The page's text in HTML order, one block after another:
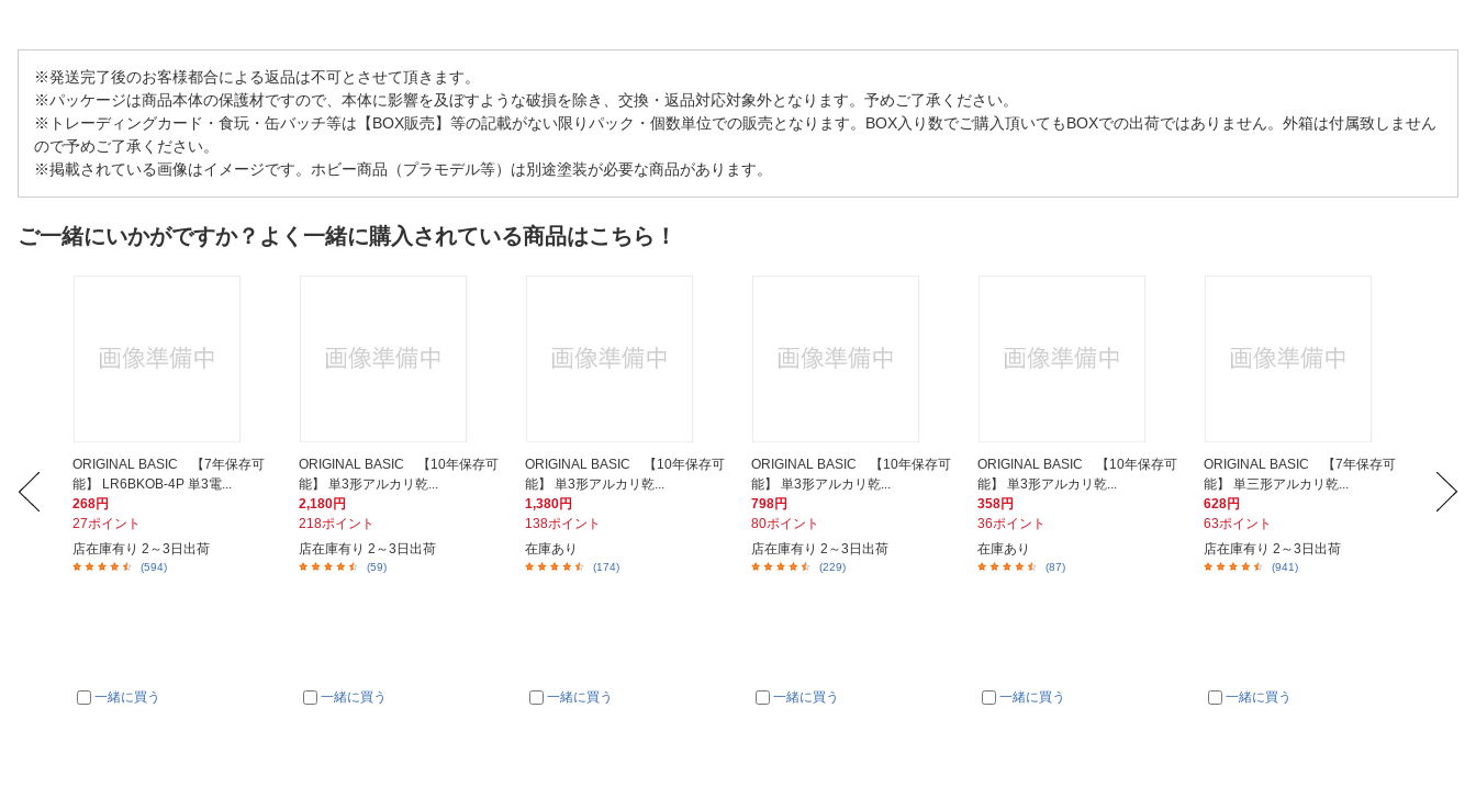
※発送完了後のお客様都合による返品は不可とさせて頂きます。
※パッケージは商品本体の保護材ですので、本体に影響を及ぼすような破損を除き、交換・返品対応対象外となります。予めご了承ください。
※トレーディングカード・食玩・缶バッチ等は【BOX販売】等の記載がない限りパック・個数単位での販売となります。BOX入り数でご購入頂いてもBOXでの出荷ではありません。外箱は付属致しません
ので予めご了承ください。
※掲載されている画像はイメージです。ホビー商品（プラモデル等）は別途塗装が必要な商品があります。
ご一緒にいかがですか？よく一緒に購入されている商品はこちら！
ORIGINAL BASIC 【7年保存可
能】 LR6BKOB-4P 単3電...
268円
27ポイント
店在庫有り 2～3日出荷
(594)
一緒に買う
ORIGINAL BASIC 【10年保存可
能】 単3形アルカリ乾...
2,180円
218ポイント
店在庫有り 2～3日出荷
(59)
一緒に買う
ORIGINAL BASIC 【10年保存可
能】 単3形アルカリ乾...
1,380円
138ポイント
在庫あり
(174)
一緒に買う
ORIGINAL BASIC 【10年保存可
能】 単3形アルカリ乾...
798円
80ポイント
店在庫有り 2～3日出荷
(229)
一緒に買う
ORIGINAL BASIC 【10年保存可
能】 単3形アルカリ乾...
358円
36ポイント
在庫あり
(87)
一緒に買う
ORIGINAL BASIC 【7年保存可
能】 単三形アルカリ乾...
628円
63ポイント
店在庫有り 2～3日出荷
(941)
一緒に買う
ボル
384円